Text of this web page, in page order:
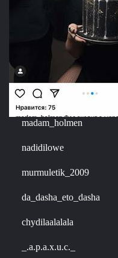
madam_holmen
nadidilowe
murmuletik_2009
da_dasha_eto_dasha
chydilaalalala
_.a.p.a.x.u.c._